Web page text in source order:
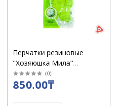
Перчатки резиновые
"Хозяюшка Мила"
латексные размер М
(0)
850.00₸